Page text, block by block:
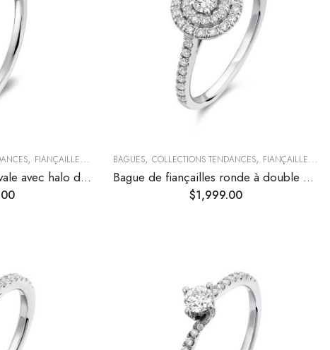
, FIANÇAILLES & ALLIANCES
Bague de fiançailles ovale avec halo de diamants
BAGUES, COLLECTIONS TENDANCES, FIANÇAILLES & ALLIANCES
Bague de fiançailles ronde à double halo de diamants
$1,999.00